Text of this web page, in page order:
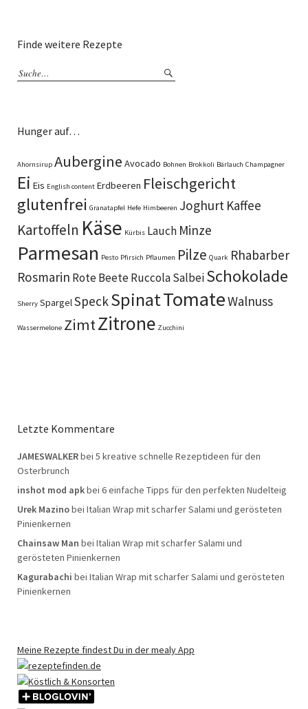
Finde weitere Rezepte
Hunger auf…
Ahornsirup Aubergine Avocado Bohnen Brokkoli Bärlauch Champagner
Ei Eis English content Erdbeeren Fleischgericht
glutenfrei Granatapfel Hefe Himbeeren Joghurt Kaffee
Kartoffeln Käse Kürbis Lauch Minze
Parmesan Pesto Pfirsich Pflaumen Pilze Quark Rhabarber
Rosmarin Rote BeeteRuccolaSalbeiSchokolade
Sherry SpargelSpeckSpinatTomateWalnuss
Wassermelone ZimtZitrone Zucchini
Letzte Kommentare
JAMESWALKERbei 5 kreative schnelle Rezeptideen für den
Osterbrunch
inshot mod apkbei 6 einfache Tipps für den perfekten Nudelteig
Urek Mazinobei Italian Wrap mit scharfer Salami und gerösteten
Pinienkernen
Chainsaw Man bei Italian Wrap mit scharfer Salami und
gerösteten Pinienkernen
Kagurabachi bei Italian Wrap mit scharfer Salami und gerösteten
Pinienkernen
Meine Rezepte findest Du in der mealy App